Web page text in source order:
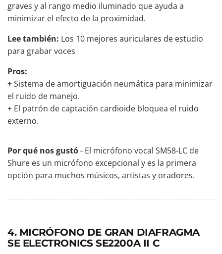
graves y al rango medio iluminado que ayuda a
minimizar el efecto de la proximidad.
Lee también: Los 10 mejores auriculares de estudio
para grabar voces
Pros:
+Sistema de amortiguación neumática para minimizar
el ruido de manejo.
+ El patrón de captación cardioide bloquea el ruido
externo.
Por qué nos gustó- El micrófono vocal SM58-LC de
Shure es un micrófono excepcional y es la primera
opción para muchos músicos, artistas y oradores.
4. MICRÓFONO DE GRAN DIAFRAGMA
SE ELECTRONICS SE2200A II C